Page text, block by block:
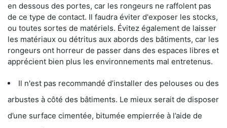
en dessous des portes, car les rongeurs ne raffolent pas
de ce type de contact. Il faudra éviter d'exposer les stocks,
ou toutes sortes de matériels. Évitez également de laisser
les matériaux ou détritus aux abords des bâtiments, car les
rongeurs ont horreur de passer dans des espaces libres et
apprécient bien plus les environnements mal entretenus.
Il n'est pas recommandé d’installer des pelouses ou des
arbustes à côté des bâtiments. Le mieux serait de disposer
d’une surface cimentée, bitumée empierrée à l’aide de